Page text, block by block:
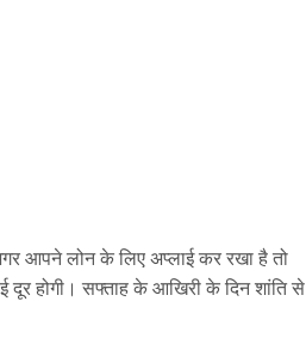
आपने लोन के लिए अप्लाई कर रखा है तो
दूर होगी। सफ्ताह के आखिरी के दिन शांति से